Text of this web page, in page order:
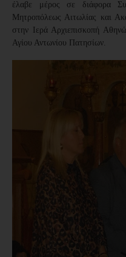
έλαβε μέρος σε διάφορα
Μητροπόλεως Αιτωλίας και
στην Ιερά Αρχιεπισκοπή
Αγίου Αντωνίου Πατησίων.